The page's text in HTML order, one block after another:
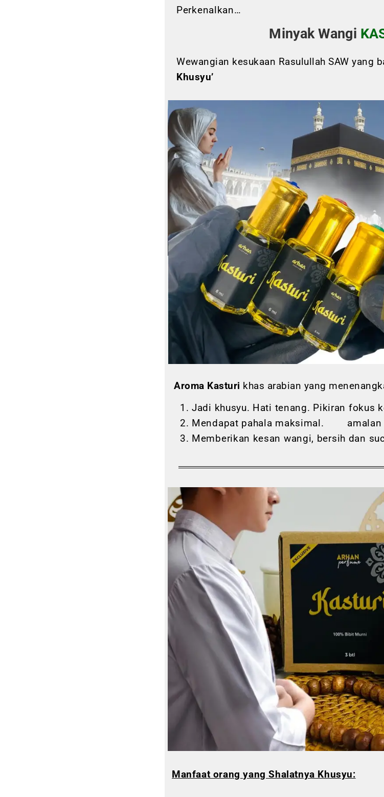
Perkenalkan…
Minyak Wangi
Wewangian kesukaan Rasulullah SAW yang
Khusyu’
Aroma Kasturi khas arabian yang
Jadi khusyu. Hati tenang. Pikiran fokus
Mendapat pahala maksimal. amalan
Memberikan kesan wangi, bersih dan
Manfaat orang yang Shalatnya Khusyu: